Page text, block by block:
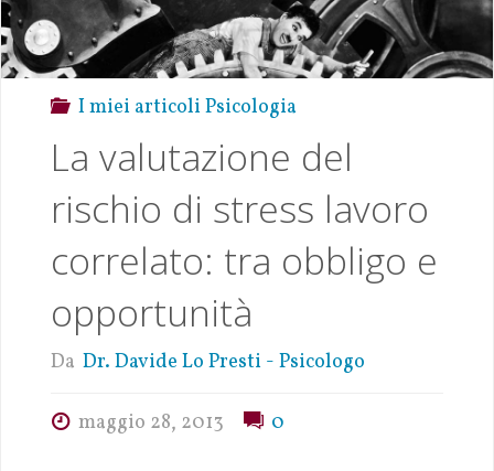
I miei articoli Psicologia
La valutazione del
rischio di stress lavoro
correlato: tra obbligo e
opportunità
Da Dr. Davide Lo Presti - Psicologo
maggio 28, 2013 0